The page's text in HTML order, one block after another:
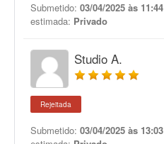
Submetido: 03/04/2025 às 11:44
estimada: Privado
Studio A.
Rejeitada
Submetido: 03/04/2025 às 13:03